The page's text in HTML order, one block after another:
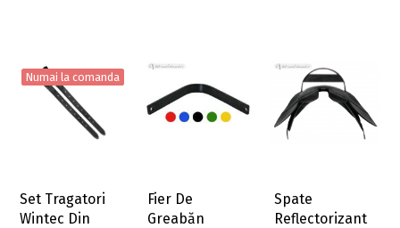
Numai la comanda
Set Tragatori
Wintec Din
Fier De
Greabăn
Spate
Reflectorizant